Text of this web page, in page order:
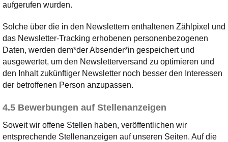
aufgerufen wurden.
Solche über die in den Newslettern enthaltenen Zählpixel und
das Newsletter-Tracking erhobenen personenbezogenen
Daten, werden dem*der Absender*in gespeichert und
ausgewertet, um den Newsletterversand zu optimieren und
den Inhalt zukünftiger Newsletter noch besser den Interessen
der betroffenen Person anzupassen.
4.5 Bewerbungen auf Stellenanzeigen
Soweit wir offene Stellen haben, veröffentlichen wir
entsprechende Stellenanzeigen auf unseren Seiten. Auf die